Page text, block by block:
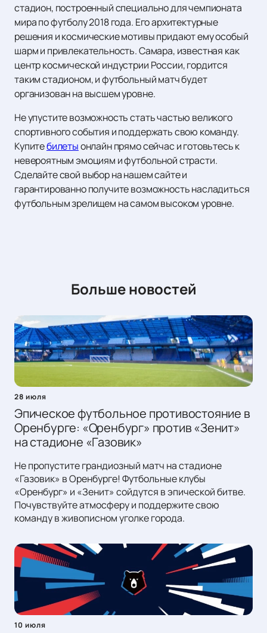
стадион, построенный специально для чемпионата
мира по футболу 2018 года. Его архитектурные
решения и космические мотивы придают ему особый
шарм и привлекательность. Самара, известная как
центр космической индустрии России, гордится
таким стадионом, и футбольный матч будет
организован на высшем уровне.
Не упустите возможность стать частью великого
спортивного события и поддержать свою команду.
Купитебилетыонлайн прямо сейчас и готовьтесь к
невероятным эмоциям и футбольной страсти.
Сделайте свой выбор на нашем сайте и
гарантированно получите возможность насладиться
футбольным зрелищем на самом высоком уровне.
Больше новостей
28 июля
Эпическое футбольное противостояние в
Оренбурге: «Оренбург» против «Зенит»
на стадионе «Газовик»
Не пропустите грандиозный матч на стадионе
«Газовик» в Оренбурге! Футбольные клубы
«Оренбург» и «Зенит» сойдутся в эпической битве.
Почувствуйте атмосферу и поддержите свою
команду в живописном уголке города.
10 июля